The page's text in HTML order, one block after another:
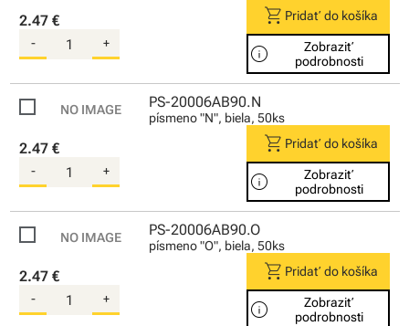
2.47 €
- +
shopping_cart Pridať do košíka
info
Zobraziť
podrobnosti
PS-20006AB90.N
písmeno "N", biela, 50ks
2.47 €
- +
shopping_cart Pridať do košíka
info
Zobraziť
podrobnosti
PS-20006AB90.O
písmeno "O", biela, 50ks
2.47 €
- +
shopping_cart Pridať do košíka
info
Zobraziť
podrobnosti